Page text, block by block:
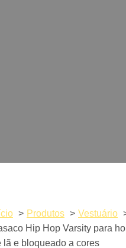
Produtos Vestuário
Hip Hop Varsity para
lã e bloqueado a cores